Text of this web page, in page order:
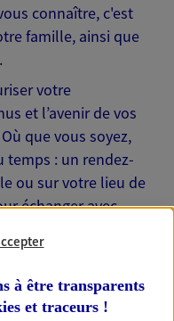
connaître, c'est
famille, ainsi que
votre
et l’avenir de vos
que vous soyez,
temps : un rendez-
ou sur votre lieu de
échanger avec
à être transparents
et traceurs !